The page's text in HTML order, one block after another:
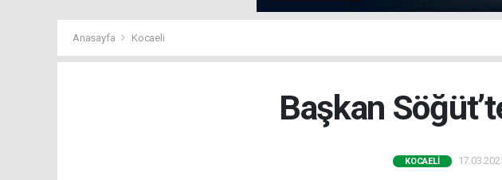
Anasayfa Kocaeli
Başkan
KOCAELI